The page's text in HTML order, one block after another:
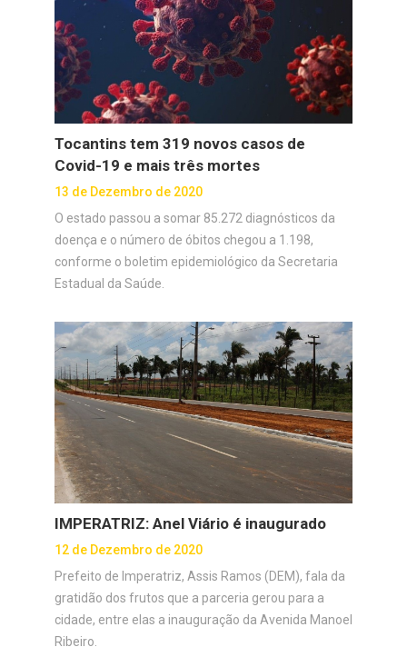
Tocantins tem 319 novos casos de
Covid-19 e mais três mortes
13 de Dezembro de 2020
O estado passou a somar 85.272 diagnósticos da
doença e o número de óbitos chegou a 1.198,
conforme o boletim epidemiológico da Secretaria
Estadual da Saúde.
IMPERATRIZ: Anel Viário é inaugurado
12 de Dezembro de 2020
Prefeito de Imperatriz, Assis Ramos (DEM), fala da
gratidão dos frutos que a parceria gerou para a
cidade, entre elas a inauguração da Avenida Manoel
Ribeiro.